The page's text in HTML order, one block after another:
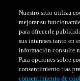
Nuestro sitio utiliza
mejorar su
para ofrecerle
sus intereses tanto en
información consulte
Para opciones sobre
consentimiento tras
consentimiento de